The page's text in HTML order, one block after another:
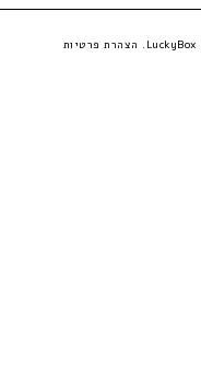
LuckyBox. הצהרת פרטיות